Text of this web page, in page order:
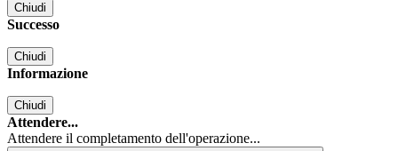
Chiudi
Successo
Chiudi
Informazione
Chiudi
Attendere...
Attendere il completamento dell'operazione...